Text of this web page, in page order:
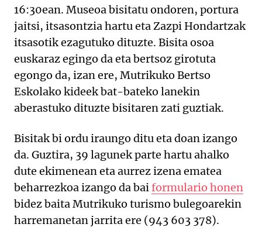
16:30ean. Museoa bisitatu ondoren, portura
jaitsi, itsasontzia hartu eta Zazpi Hondartzak
itsasotik ezagutuko dituzte. Bisita osoa
euskaraz egingo da eta bertsoz girotuta
egongo da, izan ere, Mutrikuko Bertso
Eskolako kideek bat-bateko lanekin
aberastuko dituzte bisitaren zati guztiak.
Bisitak bi ordu iraungo ditu eta doan izango
da. Guztira, 39 lagunek parte hartu ahalko
dute ekimenean eta aurrez izena ematea
beharrezkoa izango da baiformulario honen
bidez baita Mutrikuko turismo bulegoarekin
harremanetan jarrita ere (943 603 378).